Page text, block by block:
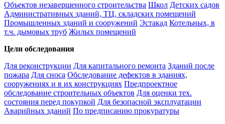
Объектов незавершенного строительства Школ Детских садов
Административных зданий, ТЦ, складских помещений
Промышленных зданий и сооружений Эстакад Котельных, в
т.ч. дымовых труб Жилых помещений
Цели обследования
Для реконструкции Для капитального ремонта Зданий после
пожара Для сноса Обследование дефектов в зданиях,
сооружениях и в их конструкциях Предпроектное
обследование строительных объектов Для оценки тех.
состояния перед покупкой Для безопасной эксплуатации
Аварийных зданий По предписанию прокуратуры